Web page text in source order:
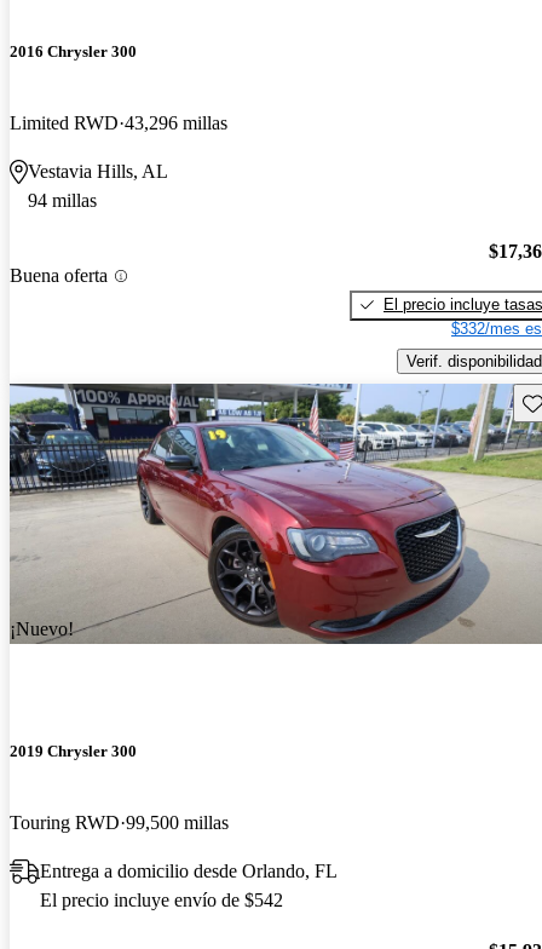
2016 Chrysler 300
Limited RWD 43,296 millas
Vestavia Hills, AL
94 millas
Buena oferta
El precio incluye tasas
$332/mes
Verif. disponibilidad
¡Nuevo!
2019 Chrysler 300
Touring RWD 99,500 millas
Entrega a domicilio desde Orlando, FL
El precio incluye envío de $542